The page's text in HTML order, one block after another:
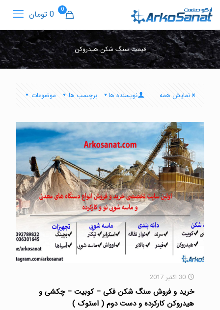
0 0 تومان
قیمت سنگ شکن هیدروکن
موضوعات برچسب ها نویسنده ها نمایش همه
30 اکتبر 2017
خرید و فروش سنگ شکن فکی – کوبیت – چکشی و
هیدروکن کارکرده و دست دوم ( استوک )